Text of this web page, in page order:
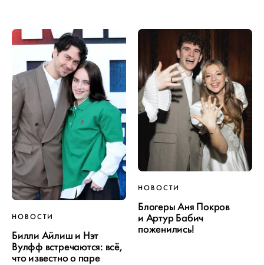
НОВОСТИ
Билли Айлиш и Нэт
Вулфф встречаются: всё,
что известно о паре
НОВОСТИ
Блогеры Аня Покров
и Артур Бабич
поженились!